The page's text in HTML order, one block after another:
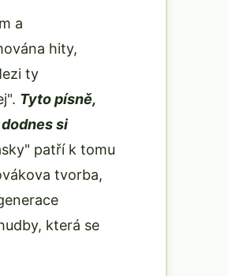
a
hity,
ty
Tyto písně,
si
patří k tomu
tvorba,
která se